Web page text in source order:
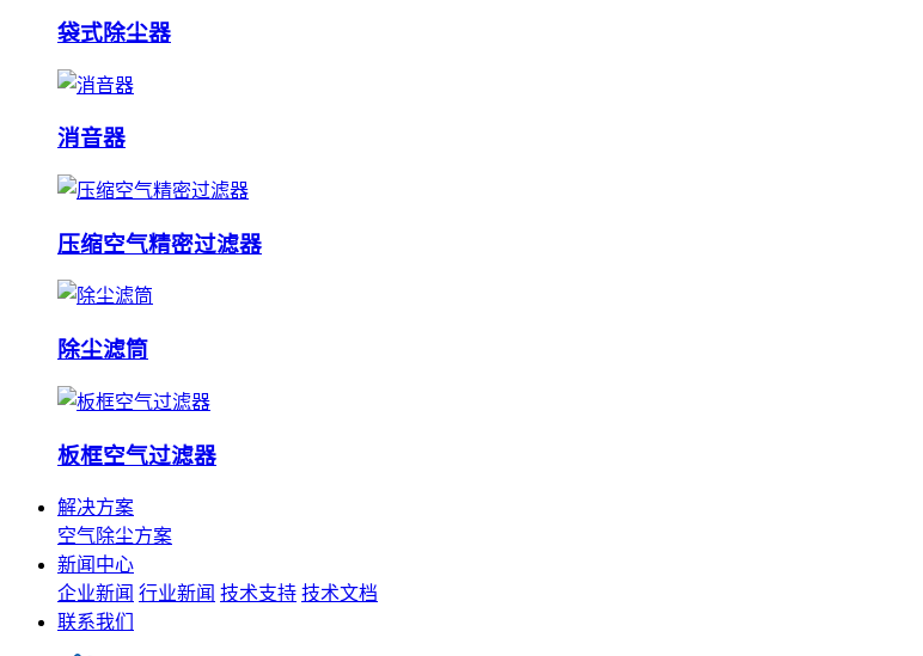
袋式除尘器
消音器
压缩空气精密过滤器
除尘滤筒
板框空气过滤器
解决方案
空气除尘方案
新闻中心
企业新闻 行业新闻 技术支持 技术文档
联系我们